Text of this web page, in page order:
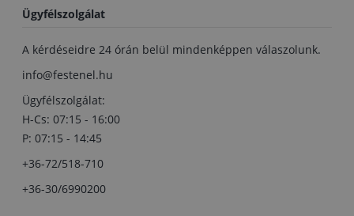
Ügyfélszolgálat
A kérdéseidre 24 órán belül mindenképpen válaszolunk.
info@festenel.hu
Ügyfélszolgálat:
H-Cs: 07:15 - 16:00
P: 07:15 - 14:45
+36-72/518-710
+36-30/6990200